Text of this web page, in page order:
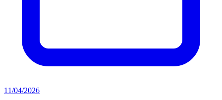
11/04/2026